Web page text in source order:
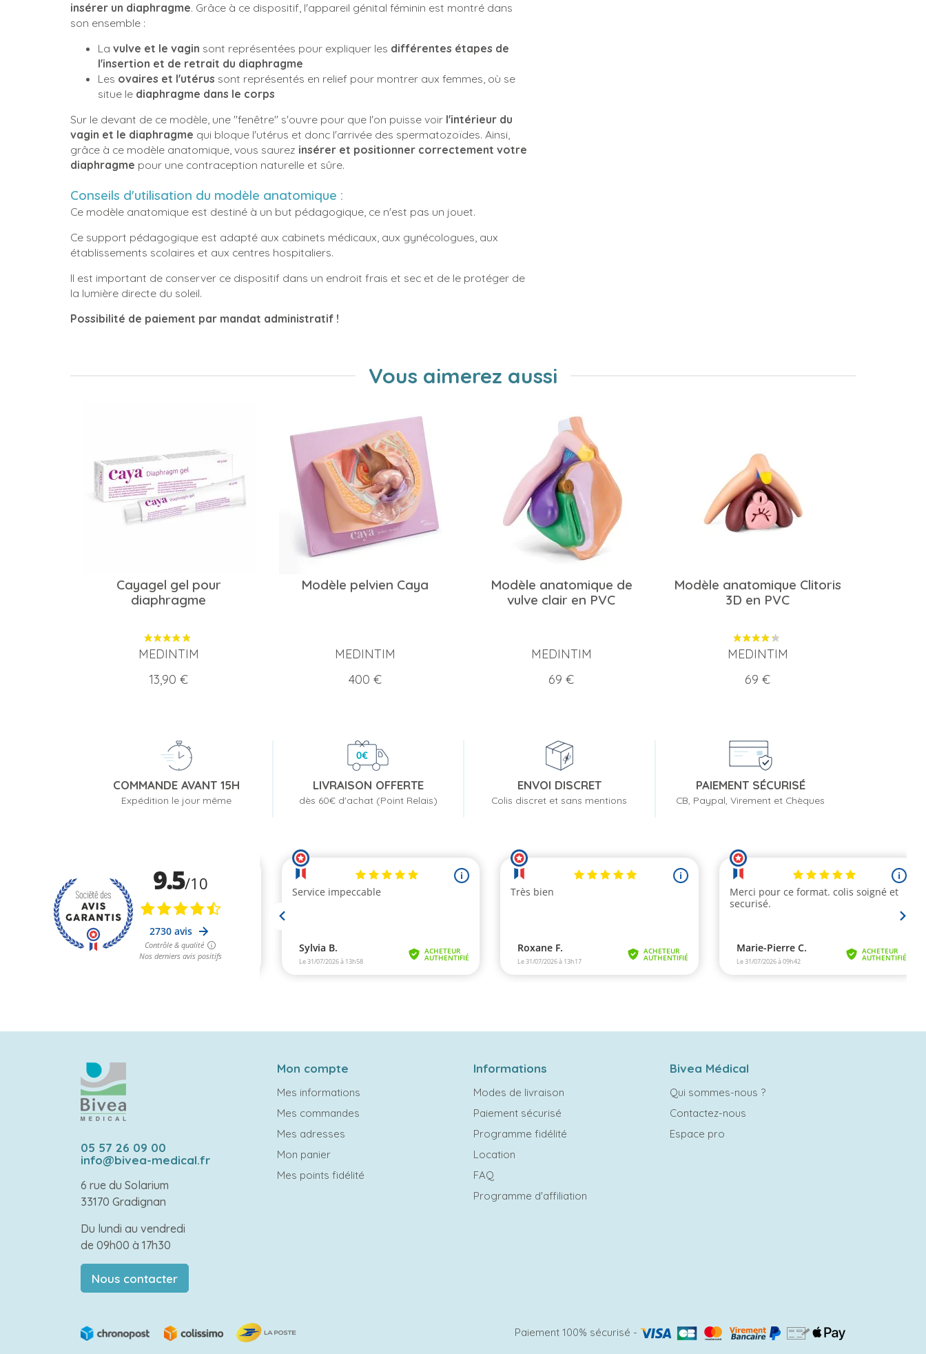
insérer un diaphragme. Grâce à ce dispositif, l'appareil génital féminin est montré dans
son ensemble :
La vulve et le vagin sont représentées pour expliquer les différentes étapes de
l'insertion et de retrait du diaphragme
Les ovaires et l'utérus sont représentés en relief pour montrer aux femmes, où se
situe le diaphragme dans le corps
Sur le devant de ce modèle, une "fenêtre" s'ouvre pour que l'on puisse voir l'intérieur du
vagin et le diaphragme qui bloque l'utérus et donc l'arrivée des spermatozoïdes. Ainsi,
grâce à ce modèle anatomique, vous saurez insérer et positionner correctement votre
diaphragme pour une contraception naturelle et sûre.
Conseils d'utilisation du modèle anatomique :
Ce modèle anatomique est destiné à un but pédagogique, ce n'est pas un jouet.
Ce support pédagogique est adapté aux cabinets médicaux, aux gynécologues, aux
établissements scolaires et aux centres hospitaliers.
Il est important de conserver ce dispositif dans un endroit frais et sec et de le protéger de
la lumière directe du soleil.
Possibilité de paiement par mandat administratif !
Vous aimerez aussi
Cayagel gel pour
diaphragme
MEDINTIM
Prix
13,90 €
Modèle pelvien Caya
MEDINTIM
Prix
400 €
Modèle anatomique de
vulve clair en PVC
MEDINTIM
Prix
69 €
Modèle anatomique Clitoris
3D en PVC
MEDINTIM
Prix
69 €
COMMANDE AVANT 15H
Expédition le jour même
LIVRAISON OFFERTE
dès 60€ d'achat (Point Relais)
ENVOI DISCRET
Colis discret et sans mentions
PAIEMENT SÉCURISÉ
CB, Paypal, Virement et Chèques
05 57 26 09 00
info@bivea-medical.fr
6 rue du Solarium
33170 Gradignan
Du lundi au vendredi
de 09h00 à 17h30
Nous contacter
Mon compte
Mes informations
Mes commandes
Mes adresses
Mon panier
Mes points fidélité
Informations
Modes de livraison
Paiement sécurisé
Programme fidélité
Location
FAQ
Programme d'affiliation
Bivea Médical
Qui sommes-nous ?
Contactez-nous
Espace pro
Paiement 100% sécurisé -